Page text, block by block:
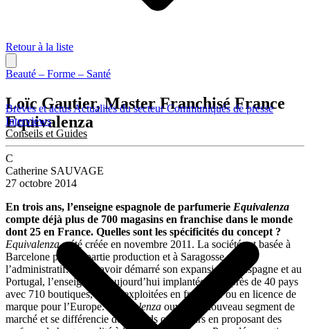
Brèves et actusActualités du secteurCommuniqués de presse
Interviews
Conseils et Guides
Retour à la liste
Beauté – Forme – Santé
Loïc Gautier, Master Franchisé France
Equivalenza
C
Catherine SAUVAGE
27 octobre 2014
En trois ans, l’enseigne espagnole de parfumerie Equivalenza
compte déjà plus de 700 magasins en franchise dans le monde
dont 25 en France. Quelles sont les spécificités du concept ?
Equivalenzaa été créée en novembre 2011. La société est basée à
Barcelone pour la partie production et à Saragosse pour
l’administratif. Après avoir démarré son expansion en Espagne et au
Portugal, l’enseigne est aujourd’hui implantée dans près de 40 pays
avec 710 boutiques, toutes exploitées en franchise ou en licence de
marque pour l’Europe. Equivalenza ouvre un nouveau segment de
marché et se différencie des grands opérateurs en proposant des